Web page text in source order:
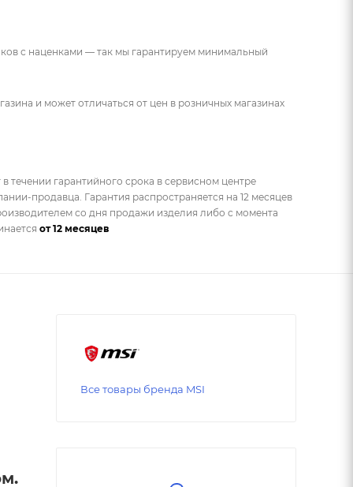
с наценками — так мы гарантируем минимальный
и может отличаться от цен в розничных магазинах
течении гарантийного срока в сервисном центре
продавца. Гарантия распространяется на 12 месяцев
со дня продажи изделия либо с момента
от 12 месяцев
Все товары бренда MSI